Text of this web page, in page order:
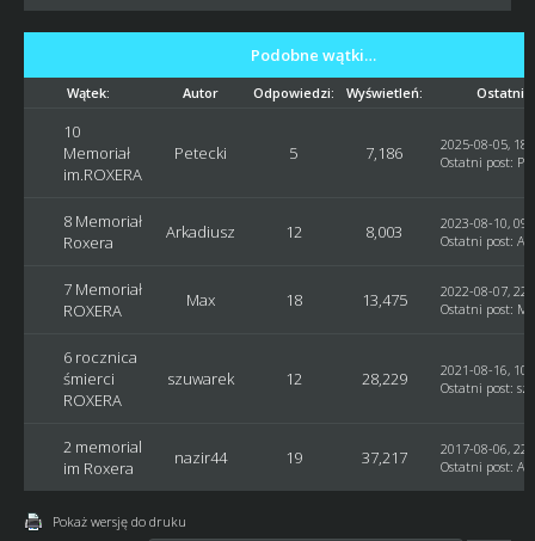
Podobne wątki…
Wątek: Autor Odpowiedzi: Wyświetleń: Ostatni
10
Memoriał
im.ROXERA
Petecki 5 7,186
2025-08-05,
Ostatni post:
8 Memoriał
Roxera
Arkadiusz 12 8,003
2023-08-10,
Ostatni post:
7 Memoriał
ROXERA
Max 18 13,475
2022-08-07,
Ostatni post:
6 rocznica
śmierci
ROXERA
szuwarek 12 28,229
2021-08-16,
Ostatni post:
2 memorial
im Roxera
nazir44 19 37,217
2017-08-06,
Ostatni post:
Pokaż wersję do druku